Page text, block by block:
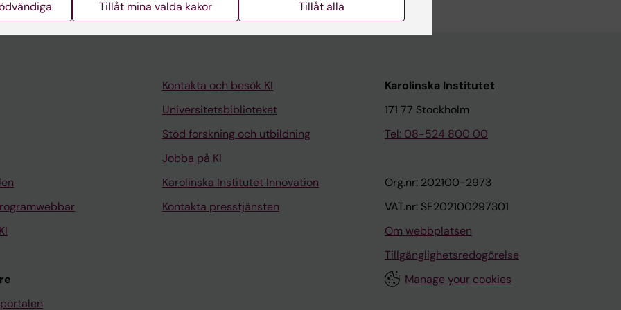
Kontakta och besök KI
Universitetsbiblioteket
Stöd forskning och utbildning
Jobba på KI
Karolinska Institutet Innovation
Kontakta presstjänsten
Karolinska Institutet
171 77 Stockholm
Tel: 08-524 800 00
Org.nr: 202100-2973
VAT.nr: SE202100297301
Om webbplatsen
Tillgänglighetsredogörelse
Manage your cookies
Tillåt mina valda kakor Tillåt alla